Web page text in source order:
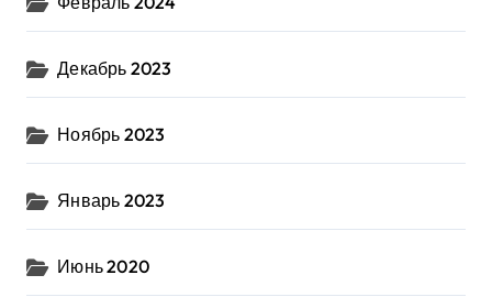
Декабрь 2023
Ноябрь 2023
Январь 2023
Июнь 2020